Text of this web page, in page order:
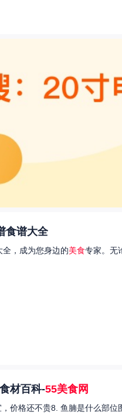
食谱大全
，成为您身边的美食专家。无
材百科-55美食网
价格还不贵8. 鱼腩是什么部